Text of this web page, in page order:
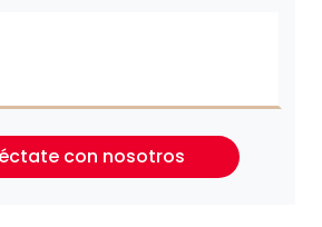
con nosotros